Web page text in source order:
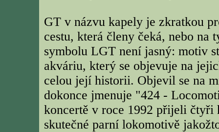
GT v názvu kapely je zkratkou
cestu, která členy čeká, nebo na
symbolu LGT není jasný: motiv
akváriu, který se objevuje na
celou její historii. Objevil se na
dokonce jmenuje "424 -
koncertě v roce 1992 přijeli čtyři
skutečné parní lokomotivě